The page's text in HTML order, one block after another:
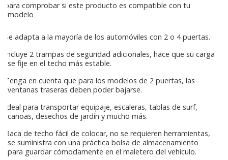
para comprobar si este producto es compatible con tu
modelo
Se adapta a la mayoría de los automóviles con 2 o 4 puertas.
Incluye 2 trampas de seguridad adicionales, hace que su carga
se fije en el techo más estable.
Tenga en cuenta que para los modelos de 2 puertas, las
ventanas traseras deben poder bajarse.
Ideal para transportar equipaje, escaleras, tablas de surf,
canoas, desechos de jardín y mucho más.
Baca de techo fácil de colocar, no se requieren herramientas,
se suministra con una práctica bolsa de almacenamiento
para guardar cómodamente en el maletero del vehículo.